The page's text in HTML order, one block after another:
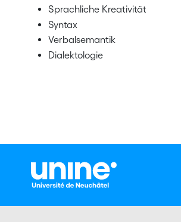
Sprachliche Kreativität
Syntax
Verbalsemantik
Dialektologie